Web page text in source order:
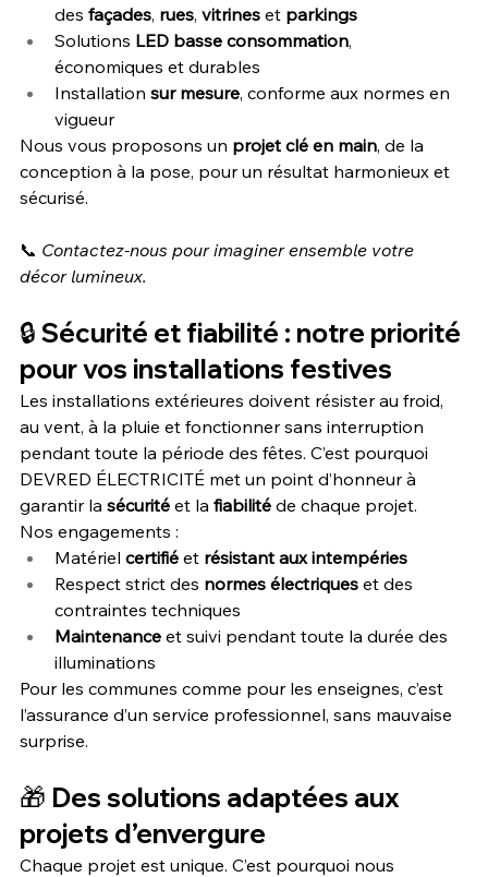
des façades, rues, vitrines et parkings
Solutions LED basse consommation,
économiques et durables
Installation sur mesure, conforme aux normes en
vigueur
Nous vous proposons un projet clé en main, de la
conception à la pose, pour un résultat harmonieux et
sécurisé.
📞 Contactez-nous pour imaginer ensemble votre
décor lumineux.
🔒 Sécurité et fiabilité : notre priorité
pour vos installations festives
Les installations extérieures doivent résister au froid,
au vent, à la pluie et fonctionner sans interruption
pendant toute la période des fêtes. C’est pourquoi
DEVRED ÉLECTRICITÉ met un point d’honneur à
garantir la sécurité et la fiabilité de chaque projet.
Nos engagements :
Matériel certifié et résistant aux intempéries
Respect strict des normes électriques et des
contraintes techniques
Maintenance et suivi pendant toute la durée des
illuminations
Pour les communes comme pour les enseignes, c’est
l’assurance d’un service professionnel, sans mauvaise
surprise.
🎁 Des solutions adaptées aux
projets d’envergure
Chaque projet est unique. C’est pourquoi nous